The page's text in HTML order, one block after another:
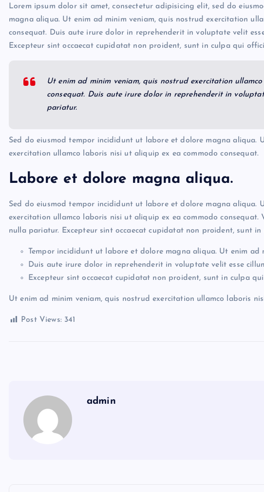
Lorem ipsum dolor sit amet, consectetur adipisicing elit, sed do
magna aliqua. Ut enim ad minim veniam, quis nostrud exercitation
consequat. Duis aute irure dolor in reprehenderit in voluptate velit
Excepteur sint occaecat cupidatat non proident, sunt in culpa qui
Ut enim ad minim veniam, quis nostrud exercitation
consequat. Duis aute irure dolor in reprehenderit in
pariatur.
Sed do eiusmod tempor incididunt ut labore et dolore magna aliqua.
exercitation ullamco laboris nisi ut aliquip ex ea commodo consequat.
Labore et dolore magna aliqua.
Sed do eiusmod tempor incididunt ut labore et dolore magna aliqua.
exercitation ullamco laboris nisi ut aliquip ex ea commodo
nulla pariatur. Excepteur sint occaecat cupidatat non proident, sunt
Tempor incididunt ut labore et dolore magna aliqua. Ut enim ad
Duis aute irure dolor in reprehenderit in voluptate velit esse
Excepteur sint occaecat cupidatat non proident, sunt in culpa
Ut enim ad minim veniam, quis nostrud exercitation ullamco laboris
Post Views: 341
admin